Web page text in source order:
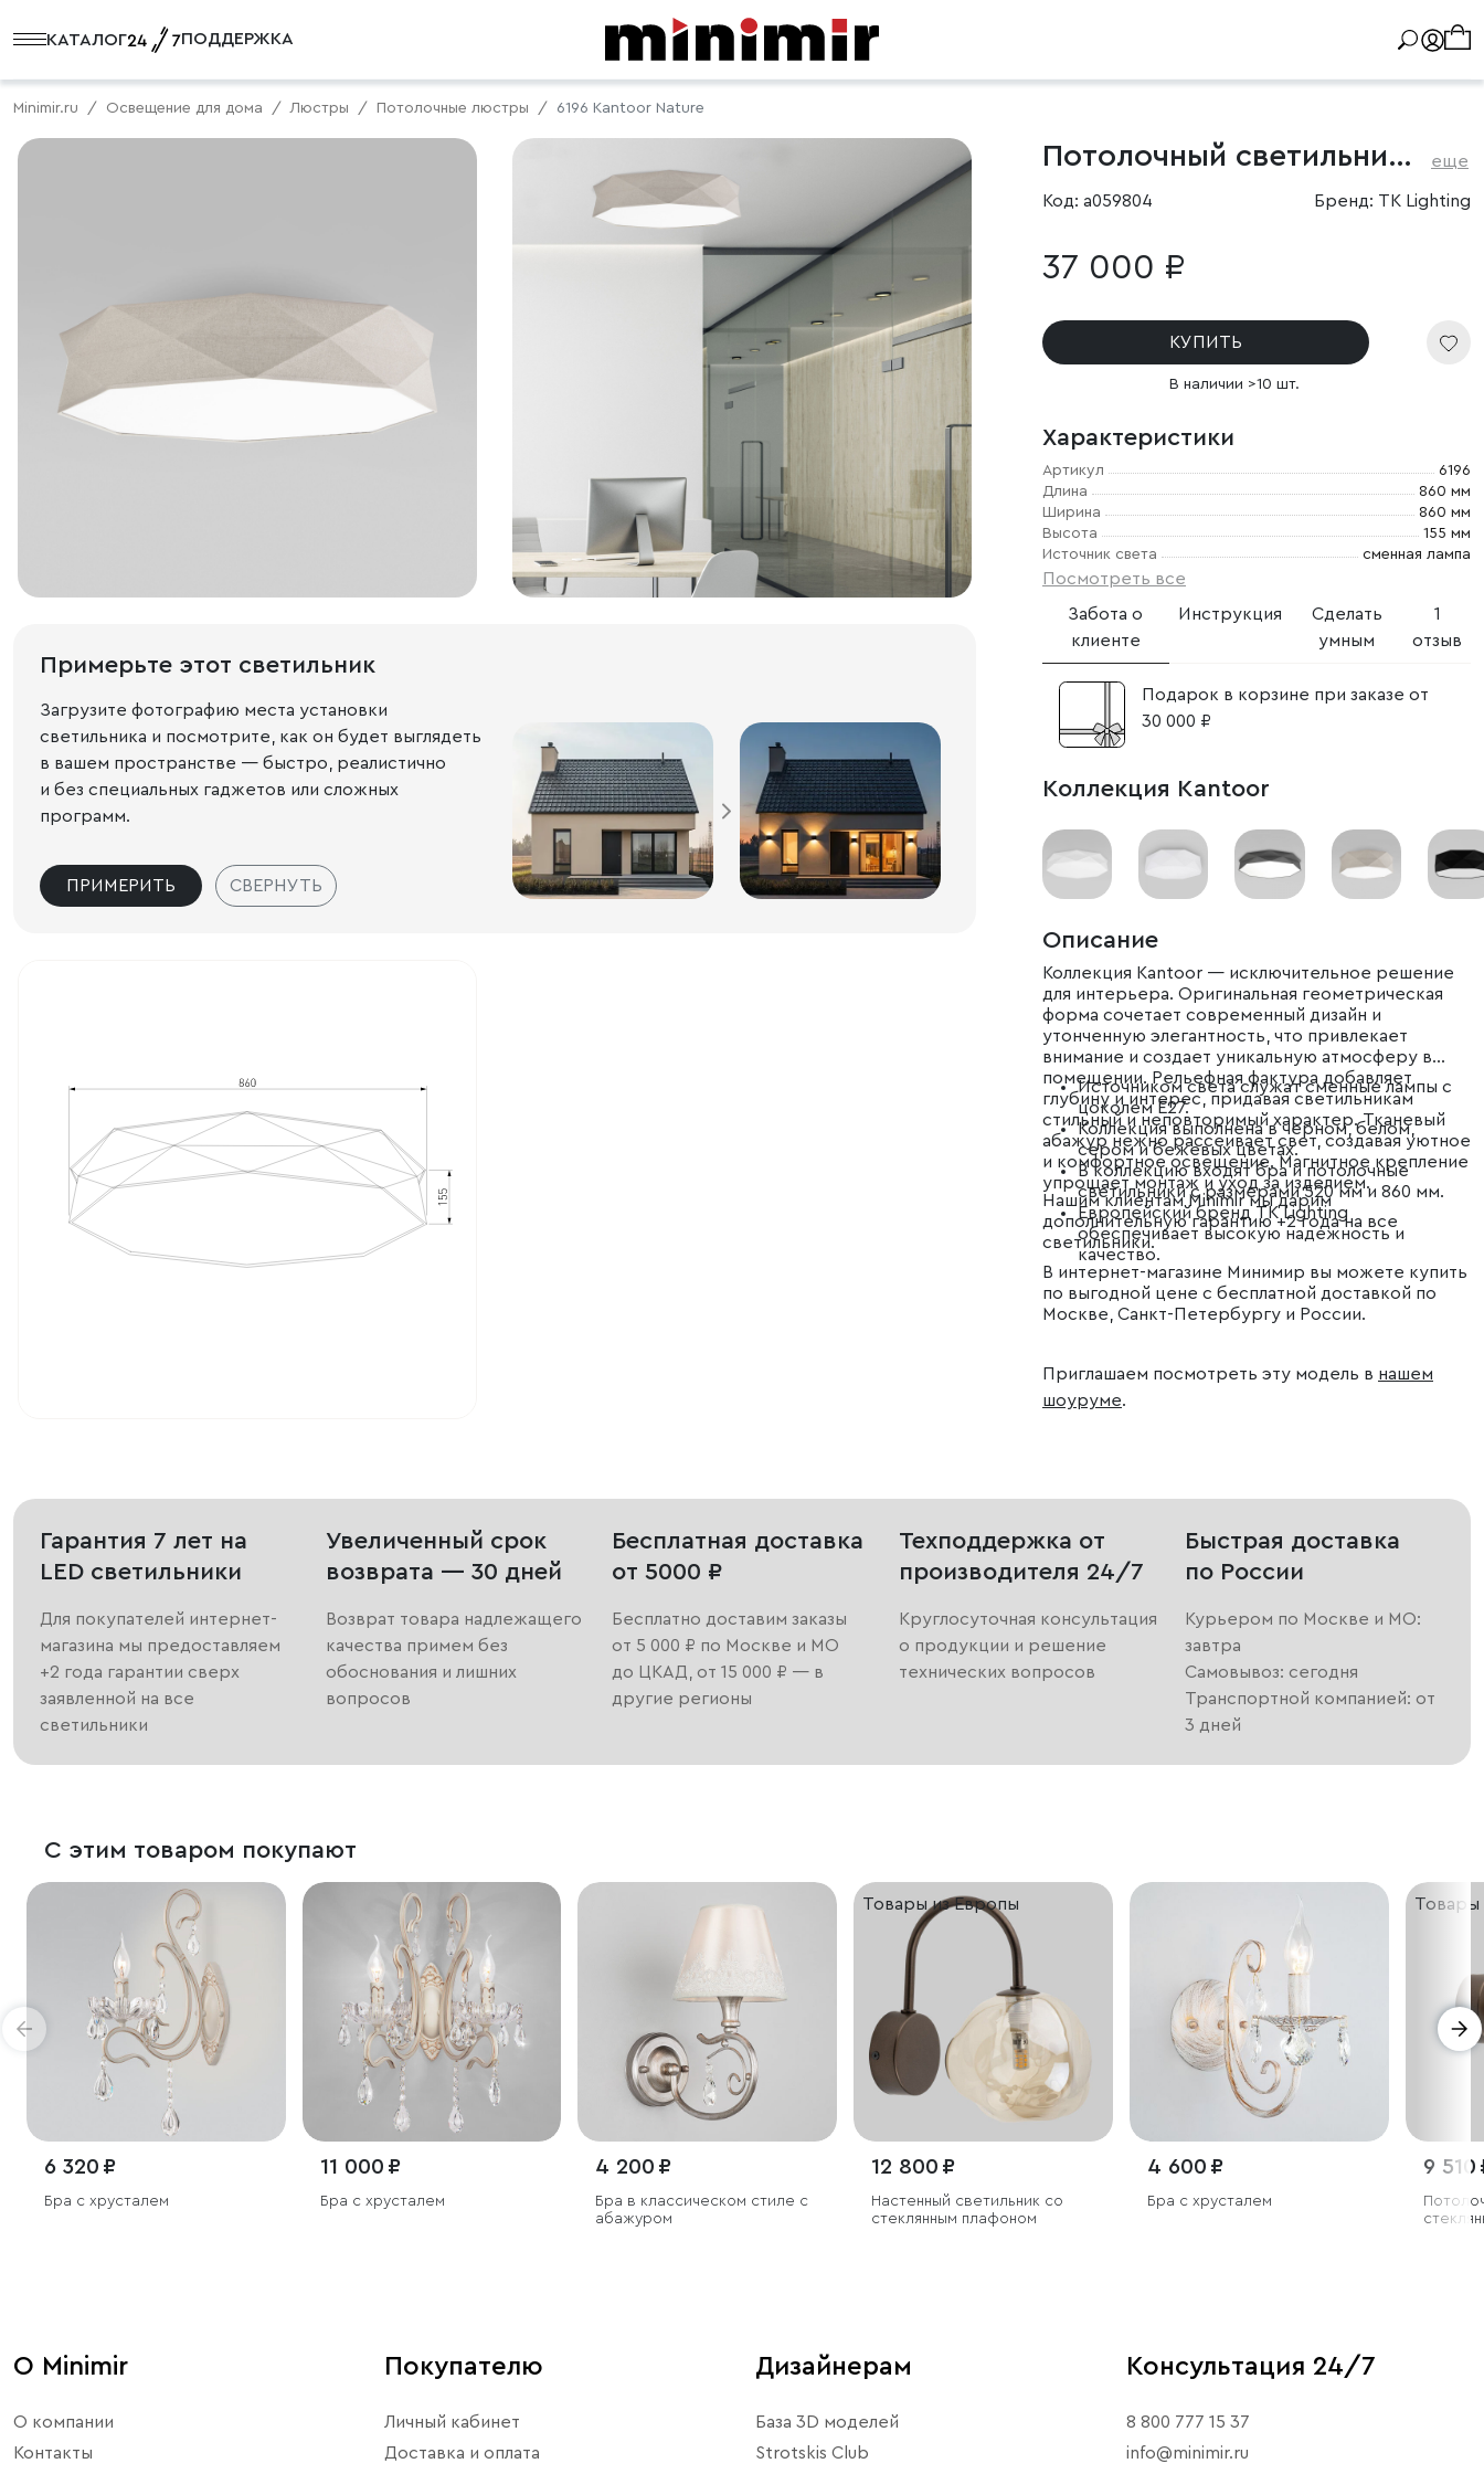
КАТАЛОГ ПОДДЕРЖКА
Minimir.ru Освещение для дома Люстры Потолочные люстры 6196 Kantoor Nature
Примерьте этот светильник
Загрузите фотографию места установки
светильника и посмотрите, как он будет выглядеть
в вашем пространстве — быстро, реалистично
и без специальных гаджетов или сложных
программ.
ПРИМЕРИТЬ СВЕРНУТЬ
Потолочный светильник с тканевым плафоном еще
Код: a059804 Бренд: TK Lighting
37 000 ₽
КУПИТЬ
В наличии >10 шт.
Характеристики
Артикул
6196
Длина
860 мм
Ширина
860 мм
Высота
155 мм
Источник света
сменная лампа
Посмотреть все
Забота о
клиенте
Инструкция
Сделать
умным
1
отзыв
Подарок в корзине при заказе от
30 000 ₽
Коллекция Kantoor
Описание
Коллекция Kantoor — исключительное решение
для интерьера. Оригинальная геометрическая
форма сочетает современный дизайн и
утонченную элегантность, что привлекает
внимание и создает уникальную атмосферу в
помещении. Рельефная фактура добавляет
глубину и интерес, придавая светильникам
стильный и неповторимый характер. Тканевый
абажур нежно рассеивает свет, создавая уютное
и комфортное освещение. Магнитное крепление
упрощает монтаж и уход за изделием.
Источником света служат сменные лампы с
цоколем Е27.
Коллекция выполнена в черном, белом,
сером и бежевых цветах.
В коллекцию входят бра и потолочные
светильники с размерами 520 мм и 860 мм.
Европейский бренд TK Lighting
обеспечивает высокую надежность и
качество.
Нашим клиентам Minimir мы дарим
дополнительную гарантию +2 года на все
светильники.
В интернет-магазине Минимир вы можете купить
по выгодной цене с бесплатной доставкой по
Москве, Санкт-Петербургу и России.
Приглашаем посмотреть эту модель в нашем
шоуруме.
Гарантия 7 лет на
LED светильники
Для покупателей интернет-
магазина мы предоставляем
+2 года гарантии сверх
заявленной на все
светильники
Увеличенный срок
возврата — 30 дней
Возврат товара надлежащего
качества примем без
обоснования и лишних
вопросов
Бесплатная доставка
от 5000 ₽
Бесплатно доставим заказы
от 5 000 ₽ по Москве и МО
до ЦКАД, от 15 000 ₽ — в
другие регионы
Техподдержка от
производителя 24/7
Круглосуточная консультация
о продукции и решение
технических вопросов
Быстрая доставка
по России
Курьером по Москве и МО:
завтра
Самовывоз: сегодня
Транспортной компанией: от
3 дней
С этим товаром покупают
6 320 ₽
Бра с хрусталем
11 000 ₽
Бра с хрусталем
4 200 ₽
Бра в классическом стиле с
абажуром
Товары из Европы
12 800 ₽
Настенный светильник со
стеклянным плафоном
4 600 ₽
Бра с хрусталем
Товары
9 510
О Minimir
О компании
Контакты
Покупателю
Личный кабинет
Доставка и оплата
Дизайнерам
База 3D моделей
Strotskis Club
Консультация 24/7
8 800 777 15 37
info@minimir.ru